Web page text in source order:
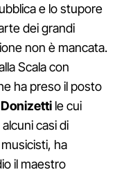
e lo stupore
dei grandi
non è mancata.
Scala con
ha preso il posto
Donizetti le cui
casi di
ha
il maestro